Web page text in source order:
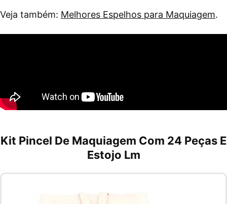
Veja também: Melhores Espelhos para Maquiagem.
Kit Pincel De Maquiagem Com 24 Peças E
Estojo Lm